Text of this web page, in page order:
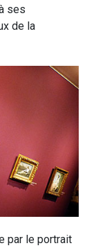
ses
de la
par le portrait